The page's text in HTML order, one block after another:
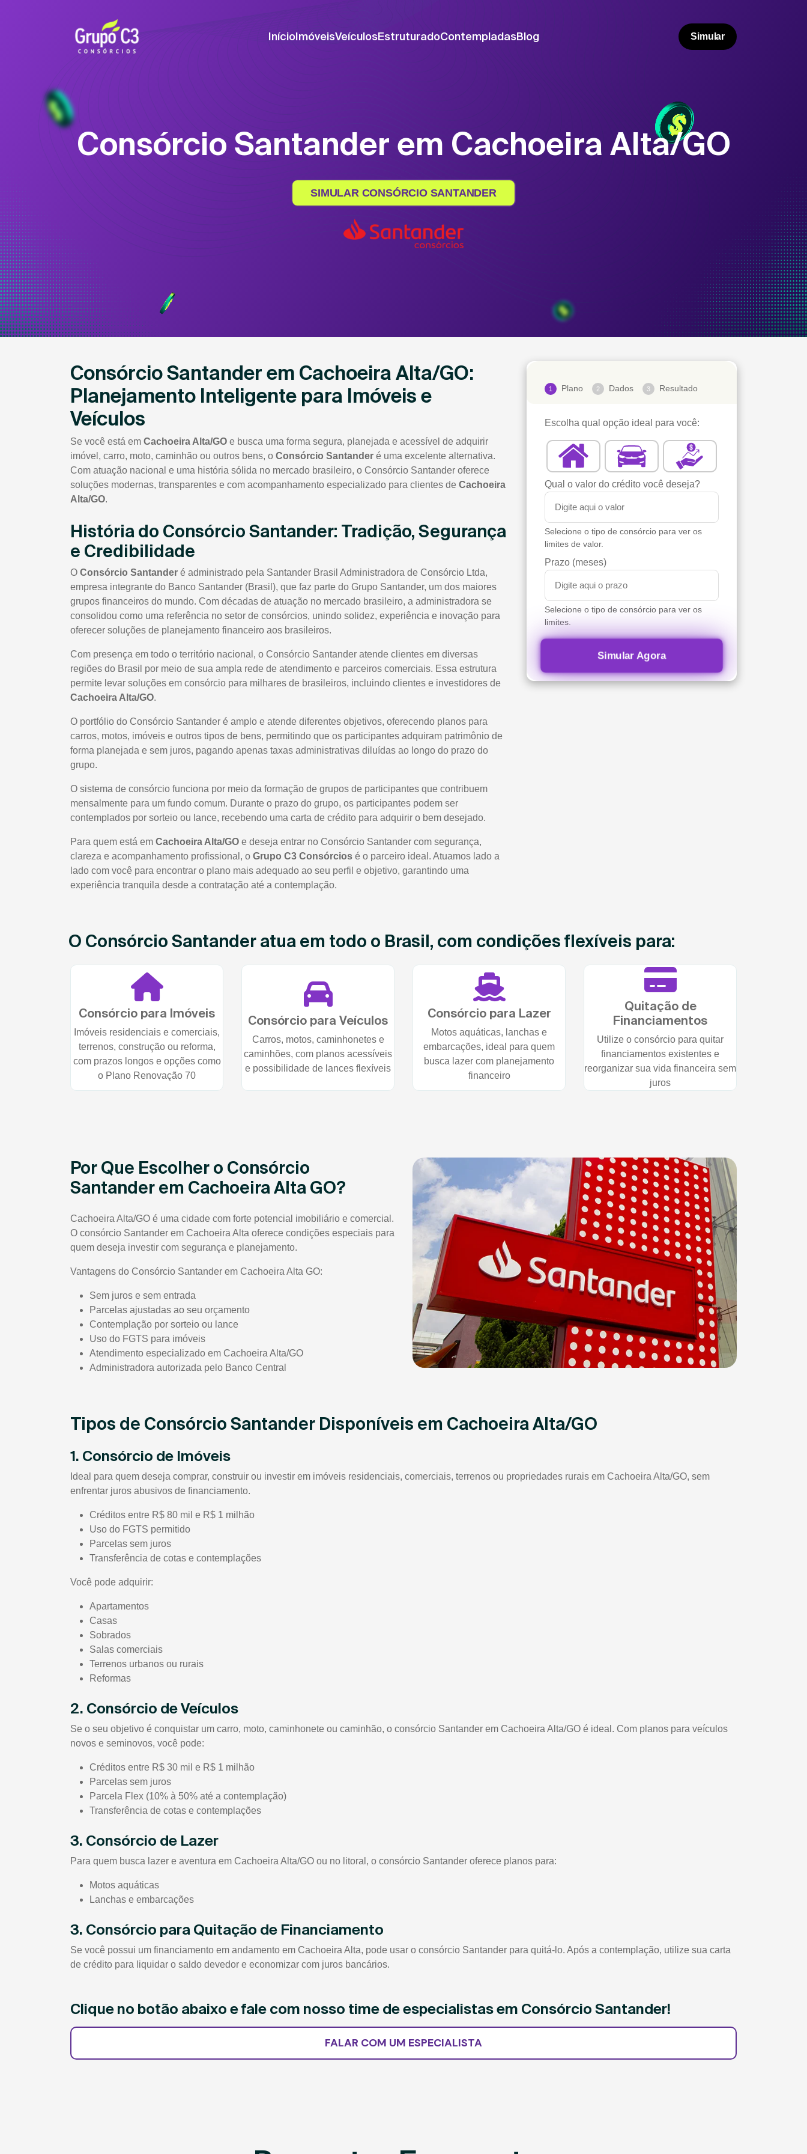
InícioImóveisVeículosEstruturadoContempladasBlog Simular
Consórcio Santander em Cachoeira Alta/GO
SIMULAR CONSÓRCIO SANTANDER
Consórcio Santander em Cachoeira Alta/GO:
Planejamento Inteligente para Imóveis e
Veículos
Se você está em Cachoeira Alta/GO e busca uma forma segura, planejada e acessível de adquirir
imóvel, carro, moto, caminhão ou outros bens, o Consórcio Santander é uma excelente alternativa.
Com atuação nacional e uma história sólida no mercado brasileiro, o Consórcio Santander oferece
soluções modernas, transparentes e com acompanhamento especializado para clientes de Cachoeira
Alta/GO.
História do Consórcio Santander: Tradição, Segurança
e Credibilidade
O Consórcio Santander é administrado pela Santander Brasil Administradora de Consórcio Ltda,
empresa integrante do Banco Santander (Brasil), que faz parte do Grupo Santander, um dos maiores
grupos financeiros do mundo. Com décadas de atuação no mercado brasileiro, a administradora se
consolidou como uma referência no setor de consórcios, unindo solidez, experiência e inovação para
oferecer soluções de planejamento financeiro aos brasileiros.
Com presença em todo o território nacional, o Consórcio Santander atende clientes em diversas
regiões do Brasil por meio de sua ampla rede de atendimento e parceiros comerciais. Essa estrutura
permite levar soluções em consórcio para milhares de brasileiros, incluindo clientes e investidores de
Cachoeira Alta/GO.
O portfólio do Consórcio Santander é amplo e atende diferentes objetivos, oferecendo planos para
carros, motos, imóveis e outros tipos de bens, permitindo que os participantes adquiram patrimônio de
forma planejada e sem juros, pagando apenas taxas administrativas diluídas ao longo do prazo do
grupo.
O sistema de consórcio funciona por meio da formação de grupos de participantes que contribuem
mensalmente para um fundo comum. Durante o prazo do grupo, os participantes podem ser
contemplados por sorteio ou lance, recebendo uma carta de crédito para adquirir o bem desejado.
Para quem está em Cachoeira Alta/GO e deseja entrar no Consórcio Santander com segurança,
clareza e acompanhamento profissional, o Grupo C3 Consórcios é o parceiro ideal. Atuamos lado a
lado com você para encontrar o plano mais adequado ao seu perfil e objetivo, garantindo uma
experiência tranquila desde a contratação até a contemplação.
1 Plano 2 Dados 3 Resultado
Escolha qual opção ideal para você:
Qual o valor do crédito você deseja?
Selecione o tipo de consórcio para ver os
limites de valor.
Prazo (meses)
Selecione o tipo de consórcio para ver os
limites.
Simular Agora
O Consórcio Santander atua em todo o Brasil, com condições flexíveis para:
Consórcio para Imóveis
Imóveis residenciais e comerciais,
terrenos, construção ou reforma,
com prazos longos e opções como
o Plano Renovação 70
Consórcio para Veículos
Carros, motos, caminhonetes e
caminhões, com planos acessíveis
e possibilidade de lances flexíveis
Consórcio para Lazer
Motos aquáticas, lanchas e
embarcações, ideal para quem
busca lazer com planejamento
financeiro
Quitação de
Financiamentos
Utilize o consórcio para quitar
financiamentos existentes e
reorganizar sua vida financeira sem
juros
Por Que Escolher o Consórcio
Santander em Cachoeira Alta GO?
Cachoeira Alta/GO é uma cidade com forte potencial imobiliário e comercial.
O consórcio Santander em Cachoeira Alta oferece condições especiais para
quem deseja investir com segurança e planejamento.
Vantagens do Consórcio Santander em Cachoeira Alta GO:
Sem juros e sem entrada
Parcelas ajustadas ao seu orçamento
Contemplação por sorteio ou lance
Uso do FGTS para imóveis
Atendimento especializado em Cachoeira Alta/GO
Administradora autorizada pelo Banco Central
Tipos de Consórcio Santander Disponíveis em Cachoeira Alta/GO
1. Consórcio de Imóveis
Ideal para quem deseja comprar, construir ou investir em imóveis residenciais, comerciais, terrenos ou propriedades rurais em Cachoeira Alta/GO, sem
enfrentar juros abusivos de financiamento.
Créditos entre R$ 80 mil e R$ 1 milhão
Uso do FGTS permitido
Parcelas sem juros
Transferência de cotas e contemplações
Você pode adquirir:
Apartamentos
Casas
Sobrados
Salas comerciais
Terrenos urbanos ou rurais
Reformas
2. Consórcio de Veículos
Se o seu objetivo é conquistar um carro, moto, caminhonete ou caminhão, o consórcio Santander em Cachoeira Alta/GO é ideal. Com planos para veículos
novos e seminovos, você pode:
Créditos entre R$ 30 mil e R$ 1 milhão
Parcelas sem juros
Parcela Flex (10% à 50% até a contemplação)
Transferência de cotas e contemplações
3. Consórcio de Lazer
Para quem busca lazer e aventura em Cachoeira Alta/GO ou no litoral, o consórcio Santander oferece planos para:
Motos aquáticas
Lanchas e embarcações
3. Consórcio para Quitação de Financiamento
Se você possui um financiamento em andamento em Cachoeira Alta, pode usar o consórcio Santander para quitá-lo. Após a contemplação, utilize sua carta
de crédito para liquidar o saldo devedor e economizar com juros bancários.
Clique no botão abaixo e fale com nosso time de especialistas em Consórcio Santander!
FALAR COM UM ESPECIALISTA